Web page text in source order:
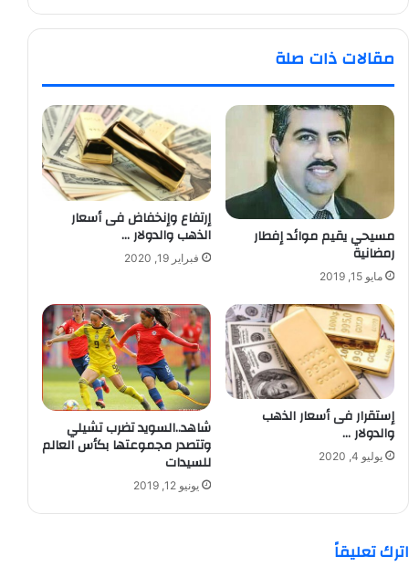
مقالات ذات صلة
مسيحي يقيم موائد إفطار
رمضانية
مايو 15, 2019
إرتفاع وإنخفاض فى أسعار
الذهب والدولار …
فبراير 19, 2020
إستقرار فى أسعار الذهب
والدولار …
يوليو 4, 2020
شاهد..السويد تضرب تشيلي
وتتصدر مجموعتها بكأس العالم
للسيدات
يونيو 12, 2019
اترك تعليقاً